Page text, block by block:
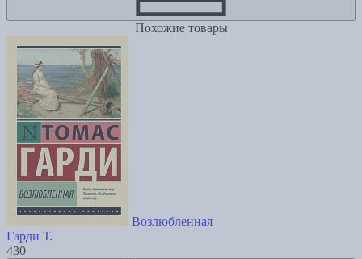
Похожие товары
Возлюбленная
Гарди Т.
430